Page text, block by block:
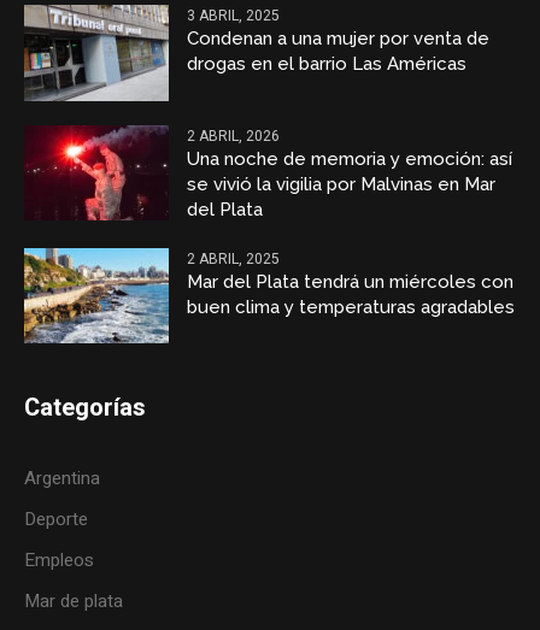
3 ABRIL, 2025
Condenan a una mujer por venta de
drogas en el barrio Las Américas
2 ABRIL, 2026
Una noche de memoria y emoción: así
se vivió la vigilia por Malvinas en Mar
del Plata
2 ABRIL, 2025
Mar del Plata tendrá un miércoles con
buen clima y temperaturas agradables
Categorías
Argentina
Deporte
Empleos
Mar de plata